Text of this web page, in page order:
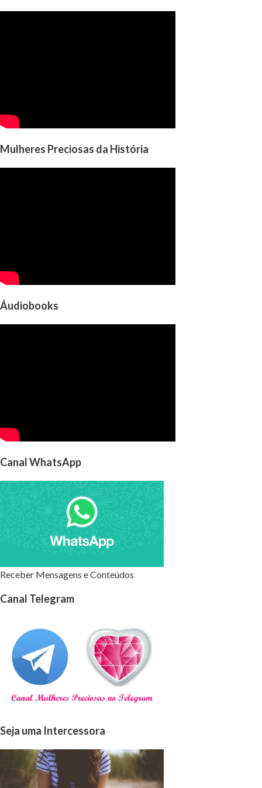
Mulheres Preciosas da História
Áudiobooks
Canal WhatsApp
Receber Mensagens e Conteúdos
Canal Telegram
Seja uma Intercessora